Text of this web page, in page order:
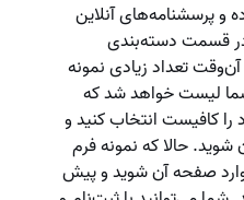
و پرسشنامه‌های آنلاین
قسمت دسته‌بندی
آن‌وقت تعداد زیادی نمونه
لیست خواهد شد که
کافیست انتخاب کنید و
شوید. حالا که نمونه فرم
وارد صفحه آن شوید و پیش